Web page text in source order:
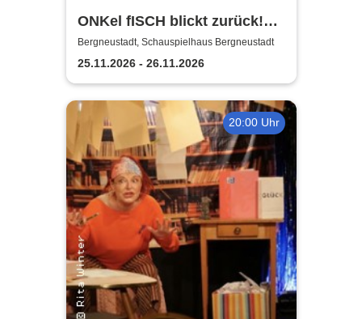
ONKel fISCH blickt zurück!
Der satirische
Jahresrückblick
Bergneustadt, Schauspielhaus Bergneustadt
25.11.2026 - 26.11.2026
20:00 Uhr